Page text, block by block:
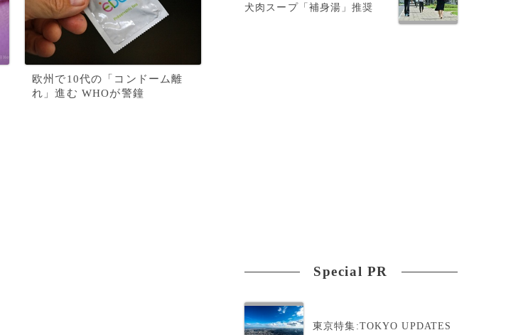
欧州で10代の「コンドーム離
れ」進む WHOが警鐘
犬肉スープ「補身湯」推奨
Special PR
東京特集:TOKYO UPDATES